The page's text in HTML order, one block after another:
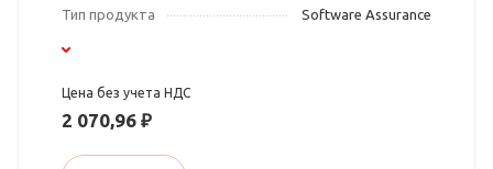
Тип продукта
Software Assurance
Цена без учета НДС
2 070,96 ₽